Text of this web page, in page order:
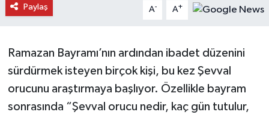
Paylaş A- A+
Ramazan Bayramı’nın ardından ibadet düzenini
sürdürmek isteyen birçok kişi, bu kez Şevval
orucunu araştırmaya başlıyor. Özellikle bayram
sonrasında “Şevval orucu nedir, kaç gün tutulur,
İnebolu Haberleri
Merkez Haberleri
Pınarbaşı Haberleri